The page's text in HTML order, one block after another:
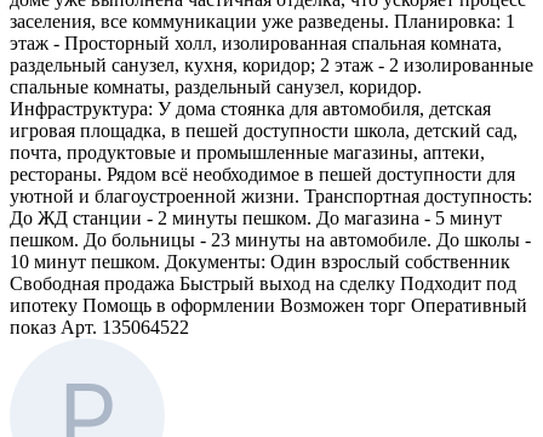
заселения, все коммуникации уже разведены. Планировка: 1
этаж - Просторный холл, изолированная спальная комната,
раздельный санузел, кухня, коридор; 2 этаж - 2 изолированные
спальные комнаты, раздельный санузел, коридор.
Инфраструктура: У дома стоянка для автомобиля, детская
игровая площадка, в пешей доступности школа, детский сад,
почта, продуктовые и промышленные магазины, аптеки,
рестораны. Рядом всё необходимое в пешей доступности для
уютной и благоустроенной жизни. Транспортная доступность:
До ЖД станции - 2 минуты пешком. До магазина - 5 минут
пешком. До больницы - 23 минуты на автомобиле. До школы -
10 минут пешком. Документы: Один взрослый собственник
Свободная продажа Быстрый выход на сделку Подходит под
ипотеку Помощь в оформлении Возможен торг Оперативный
показ Арт. 135064522